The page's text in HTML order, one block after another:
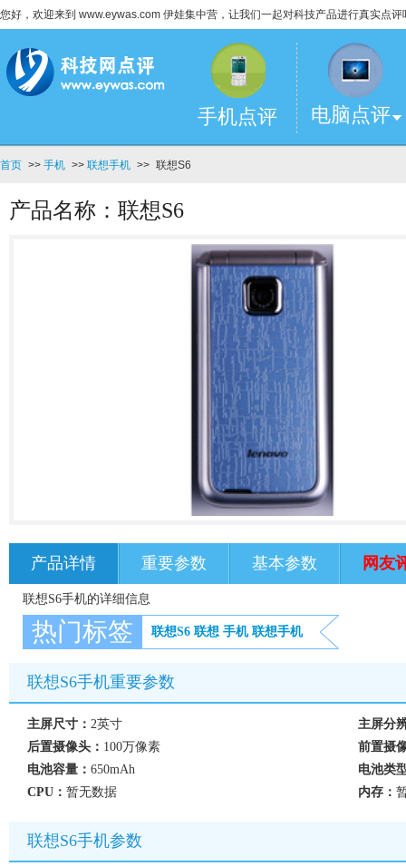
您好，欢迎来到 www.eywas.com 伊娃集中营，让我们一起对科技产品进行真实点评
手机点评 电脑点评
首页 >> 手机 >> 联想手机 >> 联想S6
产品名称：联想S6
产品详情 重要参数 基本参数 网友
联想S6手机的详细信息
热门标签 联想S6 联想 手机 联想手机
联想S6手机重要参数
主屏尺寸： 2英寸
主屏分
后置摄像头： 100万像素
前置摄
电池容量： 650mAh
电池类
CPU： 暂无数据 内存：
联想S6手机参数